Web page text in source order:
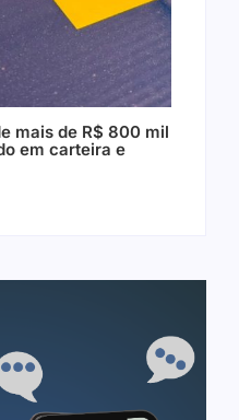
mais de R$ 800 mil
em carteira e